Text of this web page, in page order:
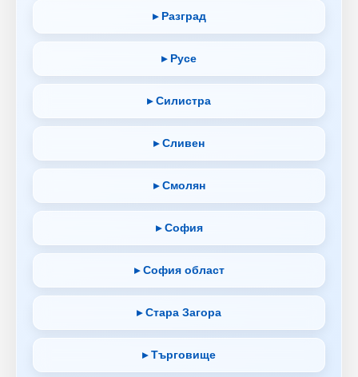
▸ Разград
▸ Русе
▸ Силистра
▸ Сливен
▸ Смолян
▸ София
▸ София област
▸ Стара Загора
▸ Търговище